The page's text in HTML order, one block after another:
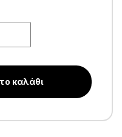
καλάθι